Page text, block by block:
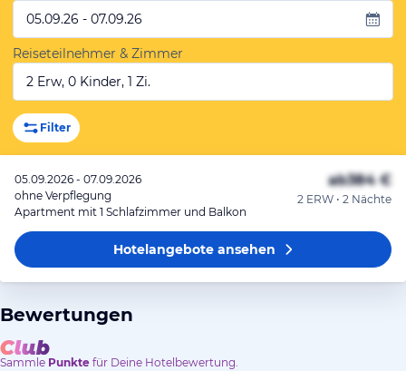
05.09.26 - 07.09.26
Reiseteilnehmer & Zimmer
2 Erw, 0 Kinder, 1 Zi.
Filter
05.09.2026 - 07.09.2026
ohne Verpflegung
Apartment mit 1 Schlafzimmer und Balkon
ab384 €
2 ERW • 2 Nächte
Hotelangeboteansehen
Bewertungen
Sammle Punkte für Deine Hotelbewertung.